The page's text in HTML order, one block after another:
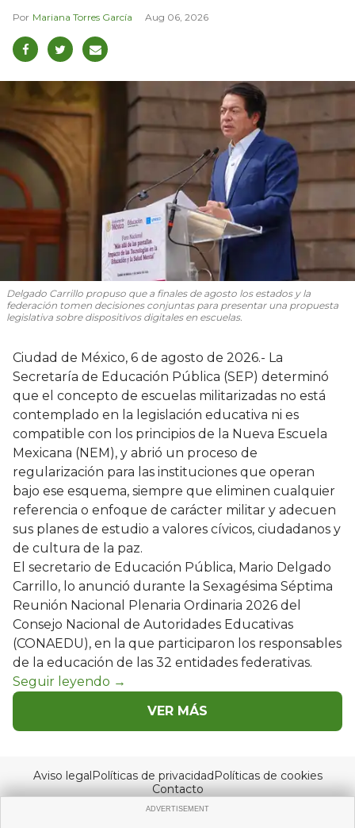
Mariana Torres García Aug 06, 2026
Delgado Carrillo propuso que a finales de agosto los estados y la
federación tomen decisiones conjuntas para presentar una propuesta
legislativa sobre dispositivos digitales en escuelas.
Ciudad de México, 6 de agosto de 2026.- La
Secretaría de Educación Pública (SEP) determinó
que el concepto de escuelas militarizadas no está
contemplado en la legislación educativa ni es
compatible con los principios de la Nueva Escuela
Mexicana (NEM), y abrió un proceso de
regularización para las instituciones que operan
bajo ese esquema, siempre que eliminen cualquier
referencia o enfoque de carácter militar y adecuen
sus planes de estudio a valores cívicos, ciudadanos y
de cultura de la paz.
El secretario de Educación Pública, Mario Delgado
Carrillo, lo anunció durante la Sexagésima Séptima
Reunión Nacional Plenaria Ordinaria 2026 del
Consejo Nacional de Autoridades Educativas
(CONAEDU), en la que participaron los responsables
de la educación de las 32 entidades federativas.
VER MÁS
Aviso legalPolíticas de privacidadPolíticas de cookies
Contacto